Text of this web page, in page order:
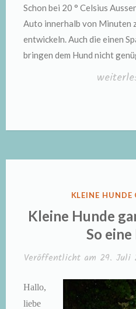
Schon bei 20 ° Celsius
Auto innerhalb von Minuten
entwickeln. Auch die einen
bringen dem Hund nicht
„Hunde
KLEINE HUNDE
Kleine Hunde
So
Veröffentlicht am 29. Juli
Hallo,
liebe